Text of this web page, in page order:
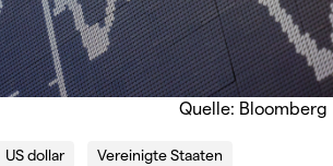
Quelle: Bloomberg
US dollar Vereinigte Staaten